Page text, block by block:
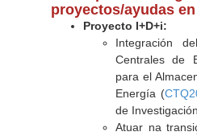
proyectos/ayudas
Proyecto I+D+i:
Integración
Centrales de
para el
Energía (
de
Atuar na